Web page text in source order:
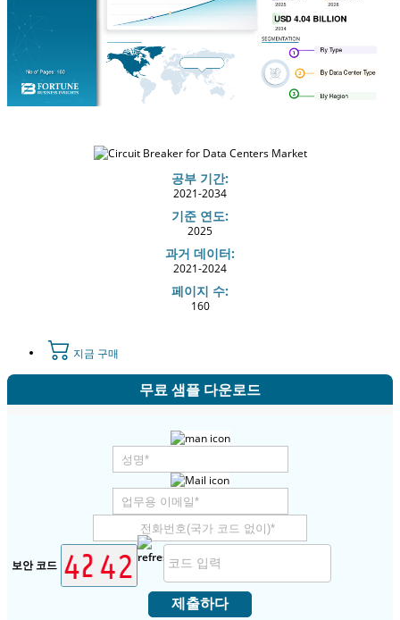
공부 기간:
2021-2034
기준 연도:
2025
과거 데이터:
2021-2024
페이지 수:
160
지금 구매
무료 샘플 다운로드
보안 코드
제출하다